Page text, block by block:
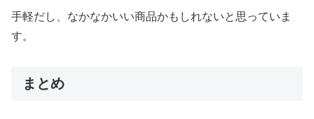
手軽だし、なかなかいい商品かもしれないと思っていま
す。
まとめ